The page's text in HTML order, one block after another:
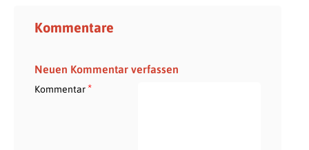
Kommentare
Neuen Kommentar verfassen
Kommentar*